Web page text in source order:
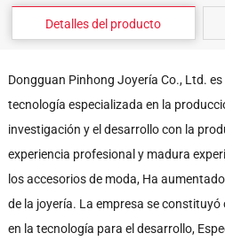
Detalles del producto
Dongguan Pinhong Joyería Co., Ltd.
tecnología especializada en la
investigación y el desarrollo con la
experiencia profesional y madura
los accesorios de moda, Ha
de la joyería. La empresa se
en la tecnología para el desarrollo,